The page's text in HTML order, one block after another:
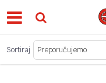
BESPLATNA
Sortiraj